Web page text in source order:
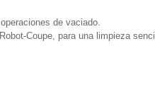
de vaciado.
Coupe, para una limpieza